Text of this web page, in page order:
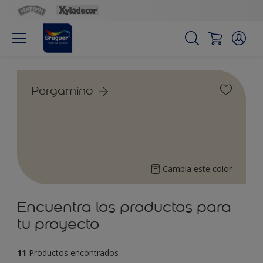
Pergamino
Cambia este color
Encuentra los productos para
tu proyecto
11 Productos encontrados